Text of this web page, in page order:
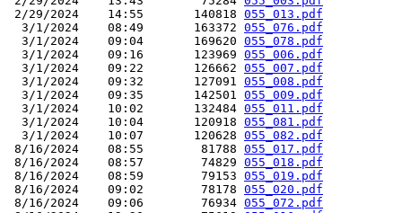
2/29/2024    14:55       140818 055_013.pdf
3/1/2024    08:49       163372 055_076.pdf
3/1/2024    09:04       169620 055_078.pdf
3/1/2024    09:16       123969 055_006.pdf
3/1/2024    09:22       126662 055_007.pdf
3/1/2024    09:32       127091 055_008.pdf
3/1/2024    09:35       142501 055_009.pdf
3/1/2024    10:02       132484 055_011.pdf
3/1/2024    10:04       120918 055_081.pdf
3/1/2024    10:07       120628 055_082.pdf
8/16/2024    08:55        81788 055_017.pdf
8/16/2024    08:57        74829 055_018.pdf
8/16/2024    08:59        79153 055_019.pdf
8/16/2024    09:02        78178 055_020.pdf
8/16/2024    09:06        76934 055_072.pdf